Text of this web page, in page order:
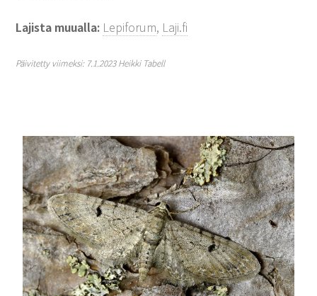
Lajista muualla: Lepiforum, Laji.fi
Päivitetty viimeksi: 7.1.2023 Heikki Tabell